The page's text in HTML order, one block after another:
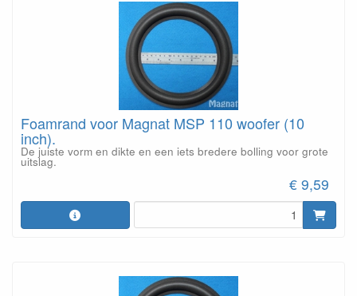
Foamrand voor Magnat MSP 110 woofer (10
inch).
De juiste vorm en dikte en een iets bredere bolling voor grote
uitslag.
€ 9,59